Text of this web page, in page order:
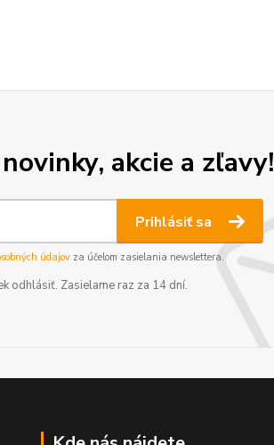
akcie a zľavy!
Prihlásiť sa
údajovza účelom zasielania newslettera.
odhlásiť. Zasielame raz za 14 dní.